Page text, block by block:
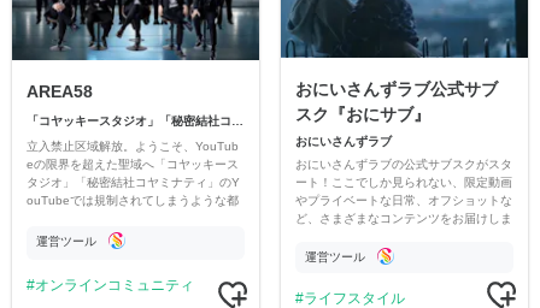
AREA58
立入禁止区域解放。ようこそ、YouTub
eの限界を超えた聖域へ「コヤッキース
タジオ」「秘密結社コヤミナティ」のY
ouTubeでは規制されてしまうような都
公開。
運営ツール
オンラインコミュニティ
おにいさんずラブ公式サブ
スク『おにサブ』
おにいさんずラブ
おにいさんずラブの公式サブスクがスタ
ート！ここでしか見られない、限定動画
やプライベートな日常、オフショットな
ど、さまざまなコンテンツをお届けしま
運営ツール
ライフスタイル